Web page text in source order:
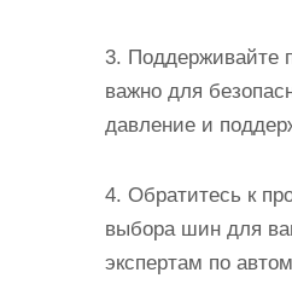
3. Поддерживайте
важно для
давление и
4. Обратитесь к
выбора шин для
экспертам по